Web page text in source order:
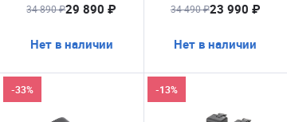
34 890 ₽29 890 ₽
Нет в наличии
34 490 ₽23 990 ₽
Нет в наличии
-33% -13%